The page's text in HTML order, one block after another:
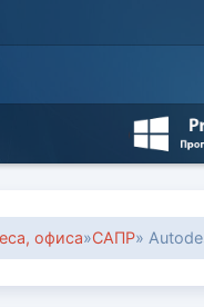
офиса»САПР»